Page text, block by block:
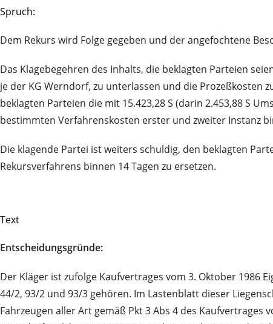
Spruch:
Dem Rekurs wird Folge gegeben und der angefochtene
Das Klagebegehren des Inhalts, die beklagten Parteien
je der KG Werndorf, zu unterlassen und die Prozeßkosten
beklagten Parteien die mit 15.423,28 S (darin 2.453,88 S
bestimmten Verfahrenskosten erster und zweiter Instanz
Die klagende Partei ist weiters schuldig, den beklagten
Rekursverfahrens binnen 14 Tagen zu ersetzen.
Text
Entscheidungsgründe:
Der Kläger ist zufolge Kaufvertrages vom 3. Oktober 1986
44/2, 93/2 und 93/3 gehören. Im Lastenblatt dieser
Fahrzeugen aller Art gemäß Pkt 3 Abs 4 des Kaufvertrages